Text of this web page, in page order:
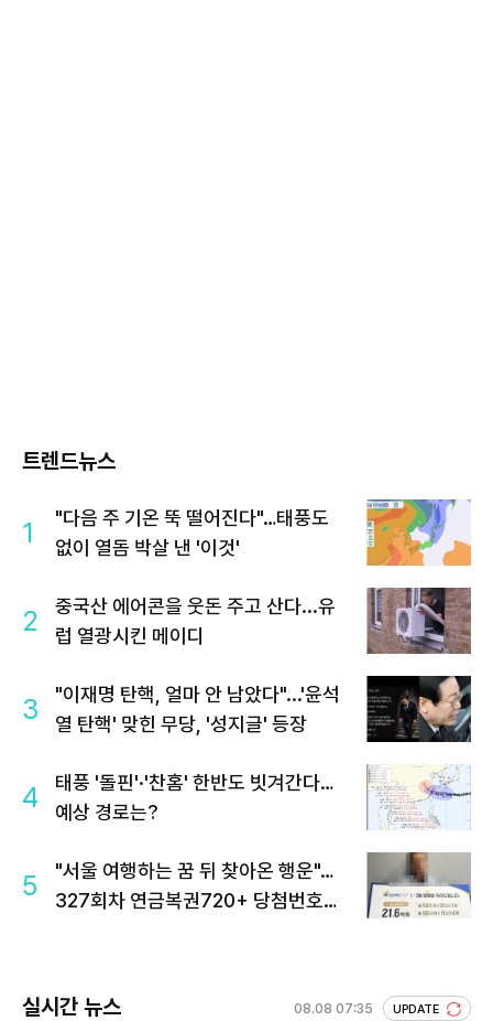
트렌드뉴스
1
"다음 주 기온 뚝 떨어진다"…태풍도
없이 열돔 박살 낸 '이것'
2
중국산 에어콘을 웃돈 주고 산다...유
럽 열광시킨 메이디
3
"이재명 탄핵, 얼마 안 남았다"...'윤석
열 탄핵' 맞힌 무당, '성지글' 등장
4
태풍 '돌핀'·'찬홈' 한반도 빗겨간다…
예상 경로는?
5
"서울 여행하는 꿈 뒤 찾아온 행운"…
327회차 연금복권720+ 당첨번호조
실시간 뉴스 08.08 07:35 UPDATE